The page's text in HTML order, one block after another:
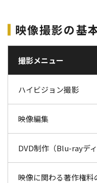
映像撮影の基
撮影メニュー
ハイビジョン撮影
映像編集
DVD制作（Blu-rayディ
映像に関わる著作権料